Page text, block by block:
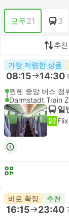
모두21 3
추천
가장 저렴한 상품
08:15 14:30
뮌헨 중앙 버스 정
Darmstadt Train
일
바로 확정 추천
16:15 23:40